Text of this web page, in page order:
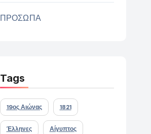
ΠΡΟΣΩΠΑ
Tags
19ος Αιώνας 1821
Έλληνες Αίγυπτος